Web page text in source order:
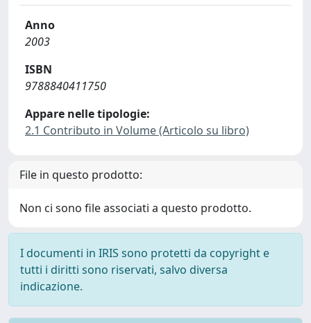
Anno
2003
ISBN
9788840411750
Appare nelle tipologie:
2.1 Contributo in Volume (Articolo su libro)
File in questo prodotto:
Non ci sono file associati a questo prodotto.
I documenti in IRIS sono protetti da copyright e
tutti i diritti sono riservati, salvo diversa
indicazione.